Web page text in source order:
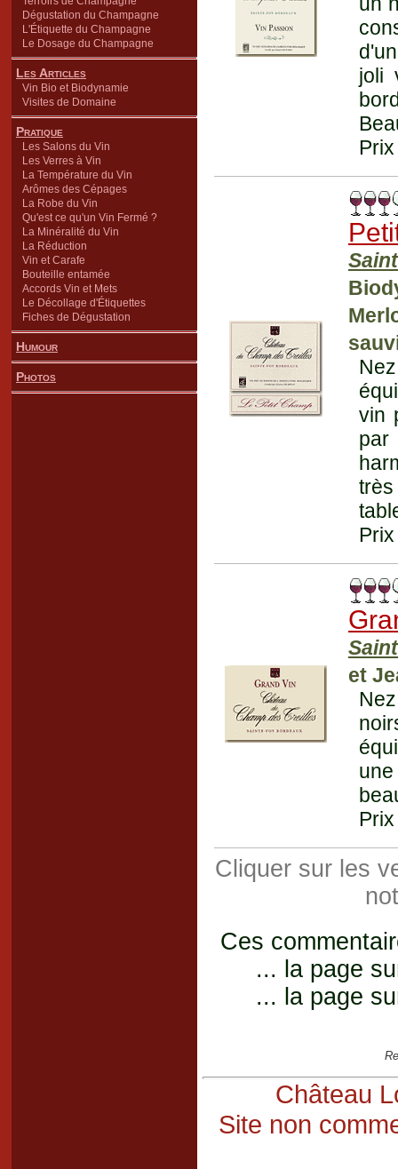
Dégustation du Champagne
L'Étiquette du Champagne
Le Dosage du Champagne
Les Articles
Vin Bio et Biodynamie
Visites de Domaine
Pratique
Les Salons du Vin
Les Verres à Vin
La Température du Vin
Arômes des Cépages
La Robe du Vin
Qu'est ce qu'un Vin Fermé ?
La Minéralité du Vin
La Réduction
Vin et Carafe
Bouteille entamée
Accords Vin et Mets
Le Décollage d'Étiquettes
Fiches de Dégustation
Humour
Photos
joli
vin
très
et
Cliquer sur les
Ces
... la page
... la page
Château
Site non